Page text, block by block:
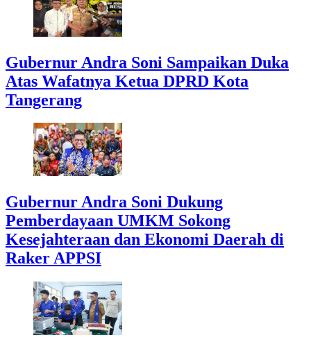
Gubernur Andra Soni Sampaikan Duka
Atas Wafatnya Ketua DPRD Kota
Tangerang
Gubernur Andra Soni Dukung
Pemberdayaan UMKM Sokong
Kesejahteraan dan Ekonomi Daerah di
Raker APPSI